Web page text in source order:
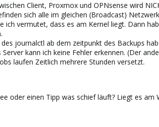
Client, Proxmox und OPNsense wird
sich alle im gleichen (Broadcast)
ich vermutet, dass es am Kernel liegt. Dann
journalctl ab dem zeitpunkt des Backups
kann ich keine Fehler erkennen. (Der
laufen Zeitlich mehrere Stunden versetzt.
oder einen Tipp was schief läuft? Liegt es